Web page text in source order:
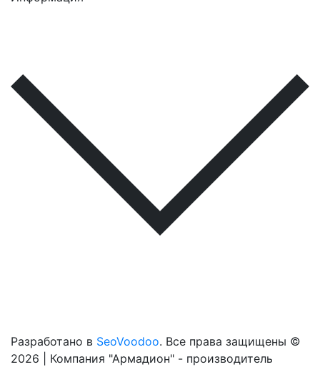
Разработано в SeoVoodoo. Все права защищены ©
2026 | Компания "Армадион" - производитель